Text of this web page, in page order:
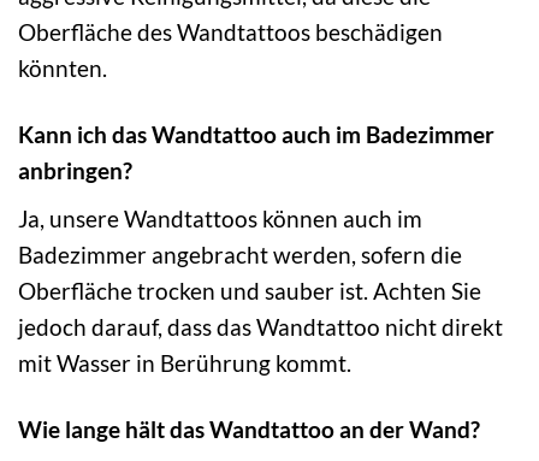
Oberfläche des Wandtattoos beschädigen
könnten.
Kann ich das Wandtattoo auch im Badezimmer
anbringen?
Ja, unsere Wandtattoos können auch im
Badezimmer angebracht werden, sofern die
Oberfläche trocken und sauber ist. Achten Sie
jedoch darauf, dass das Wandtattoo nicht direkt
mit Wasser in Berührung kommt.
Wie lange hält das Wandtattoo an der Wand?